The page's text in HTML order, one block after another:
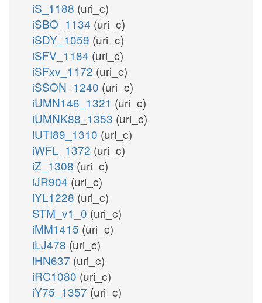
iS_1188 (uri_c)
iSBO_1134 (uri_c)
iSDY_1059 (uri_c)
iSFV_1184 (uri_c)
iSFxv_1172 (uri_c)
iSSON_1240 (uri_c)
iUMN146_1321 (uri_c)
iUMNK88_1353 (uri_c)
iUTI89_1310 (uri_c)
iWFL_1372 (uri_c)
iZ_1308 (uri_c)
iJR904 (uri_c)
iYL1228 (uri_c)
STM_v1_0 (uri_c)
iMM1415 (uri_c)
iLJ478 (uri_c)
iHN637 (uri_c)
iRC1080 (uri_c)
iY75_1357 (uri_c)